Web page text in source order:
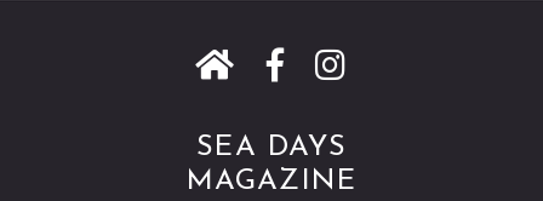
SEA DAYS
MAGAZINE